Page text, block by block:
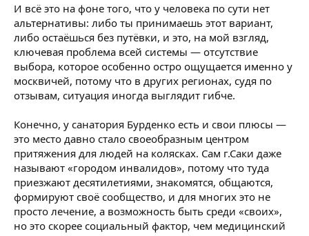
И всё это на фоне того, что у человека по сути нет
альтернативы: либо ты принимаешь этот вариант,
либо остаёшься без путёвки, и это, на мой взгляд,
ключевая проблема всей системы — отсутствие
выбора, которое особенно остро ощущается именно у
москвичей, потому что в других регионах, судя по
отзывам, ситуация иногда выглядит гибче.
Конечно, у санатория Бурденко есть и свои плюсы —
это место давно стало своеобразным центром
притяжения для людей на колясках. Сам г.Саки даже
называют «городом инвалидов», потому что туда
приезжают десятилетиями, знакомятся, общаются,
формируют своё сообщество, и для многих это не
просто лечение, а возможность быть среди «своих»,
но это скорее социальный фактор, чем медицинский